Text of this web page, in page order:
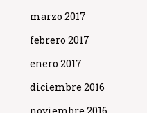
marzo 2017
febrero 2017
enero 2017
diciembre 2016